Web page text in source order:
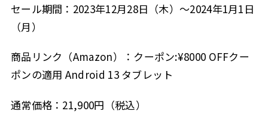
セール期間：2023年12月28日（木）〜2024年1月1日
（月）
商品リンク（Amazon）：クーポン:¥8000 OFFクー
ポンの適用 Android 13 タブレット
通常価格：21,900円（税込）